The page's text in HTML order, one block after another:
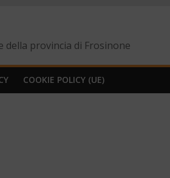
provincia di Frosinone
COOKIE POLICY (UE)